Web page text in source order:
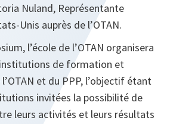
Nuland, Représentante
Unis auprès de l’OTAN.
l’école de l’OTAN organisera
institutions de formation et
et du PPP, l’objectif étant
invitées la possibilité de
leurs activités et leurs résultats